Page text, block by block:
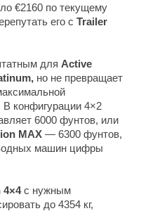
€2160 по текущему
его с Trailer
для Active
но не превращает
В конфигурации 4×2
6000 фунтов, или
MAX — 6300 фунтов,
машин цифры
4×4с нужным
до 4354 кг,